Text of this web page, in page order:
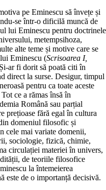
pe Eminescu să învețe și
se într-o dificilă muncă de
lui Eminescu pentru doctrinele
metempsihoza,
alte teme și motive care se
Eminescu (Scrisoarea I,
ar fi dorit să poată citi în
direct la surse. Desigur, timpul
pentru ca toate aceste
ce a rămas însă în
Română sau parțial
prețioase fără egal în cultura
domeniul filosofic și
cele mai variate domenii,
sociologie, fizică, chimie,
circulației materiei în univers,
de teoriile filosofice
la întemeierea
este de o importanță decisivă.